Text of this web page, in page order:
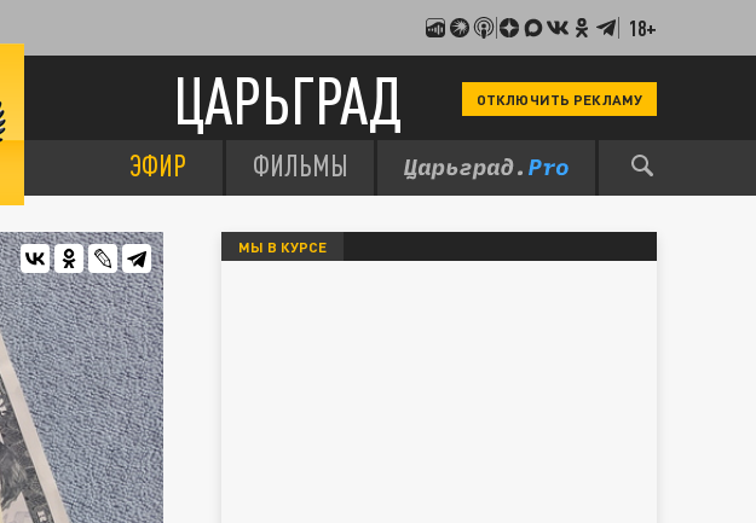
18+
ЦАРЬГРАД ОТКЛЮЧИТЬ РЕКЛАМУ
ЭФИР ФИЛЬМЫ
МЫ В КУРСЕ